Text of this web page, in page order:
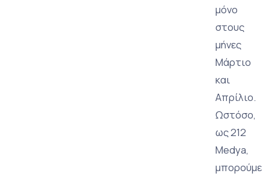
μόνο
στους
μήνες
Μάρτιο
και
Απρίλιο.
Ωστόσο,
ως 212
Medya,
μπορούμε